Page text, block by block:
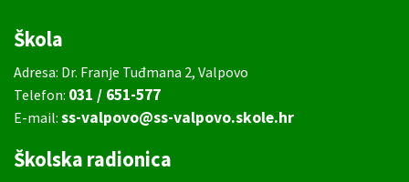
Škola
Adresa: Dr. Franje Tuđmana 2, Valpovo
Telefon: 031 / 651-577
E-mail: ss-valpovo@ss-valpovo.skole.hr
Školska radionica